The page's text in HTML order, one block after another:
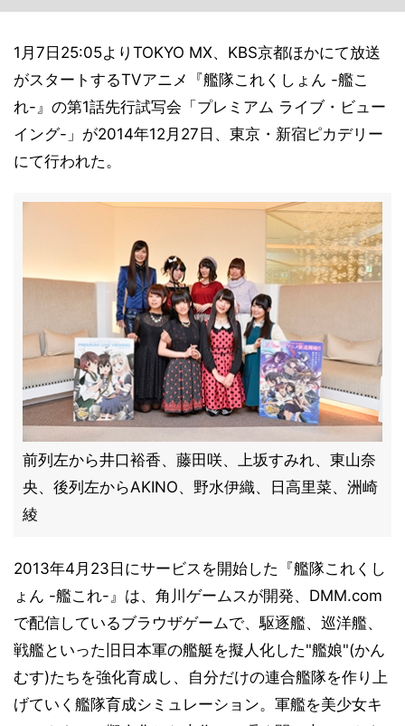
1月7日25:05よりTOKYO MX、KBS京都ほかにて放送
がスタートするTVアニメ『艦隊これくしょん -艦こ
れ-』の第1話先行試写会「プレミアム ライブ・ビュー
イング-」が2014年12月27日、東京・新宿ピカデリー
にて行われた。
前列左から井口裕香、藤田咲、上坂すみれ、東山奈
央、後列左からAKINO、野水伊織、日高里菜、洲崎
綾
2013年4月23日にサービスを開始した『艦隊これくし
ょん -艦これ-』は、角川ゲームスが開発、DMM.com
で配信しているブラウザゲームで、駆逐艦、巡洋艦、
戦艦といった旧日本軍の艦艇を擬人化した"艦娘"(かん
むす)たちを強化育成し、自分だけの連合艦隊を作り上
げていく艦隊育成シミュレーション。軍艦を美少女キ